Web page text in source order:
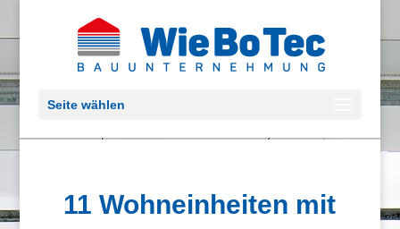
Seite wählen
11 Wohneinheiten mit